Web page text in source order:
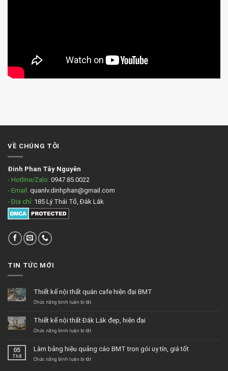
VỀ CHÚNG TÔI
Đinh Phan Tây Nguyên
- Hotline/Zalo: 0947.85.0022
- Email: quanlv.dinhphan@gmail.com
- Địa chỉ: 185 Lý Thái Tổ, Đắk Lắk
TIN TỨC MỚI
Thiết kế nội thất quán cafe hiện đại BMT
Chức năng bình luận bị tắtở
nội
thất
hiện
đại
Thiết kế nội thất Đắk Lắk đẹp, hiện đại
Chức năng bình luận bị tắtở
nội
thất
05
Th8
Làm bảng hiệu quảng cáo BMT trọn gói uy tín, giá tốt
Chức năng bình luận bị tắtở